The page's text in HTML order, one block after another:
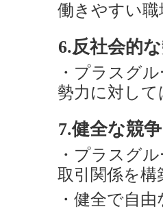
働きやすい
6.反社会的
・プラスグ
勢力に対し
7.健全な競
・プラスグ
取引関係を構
・健全で自